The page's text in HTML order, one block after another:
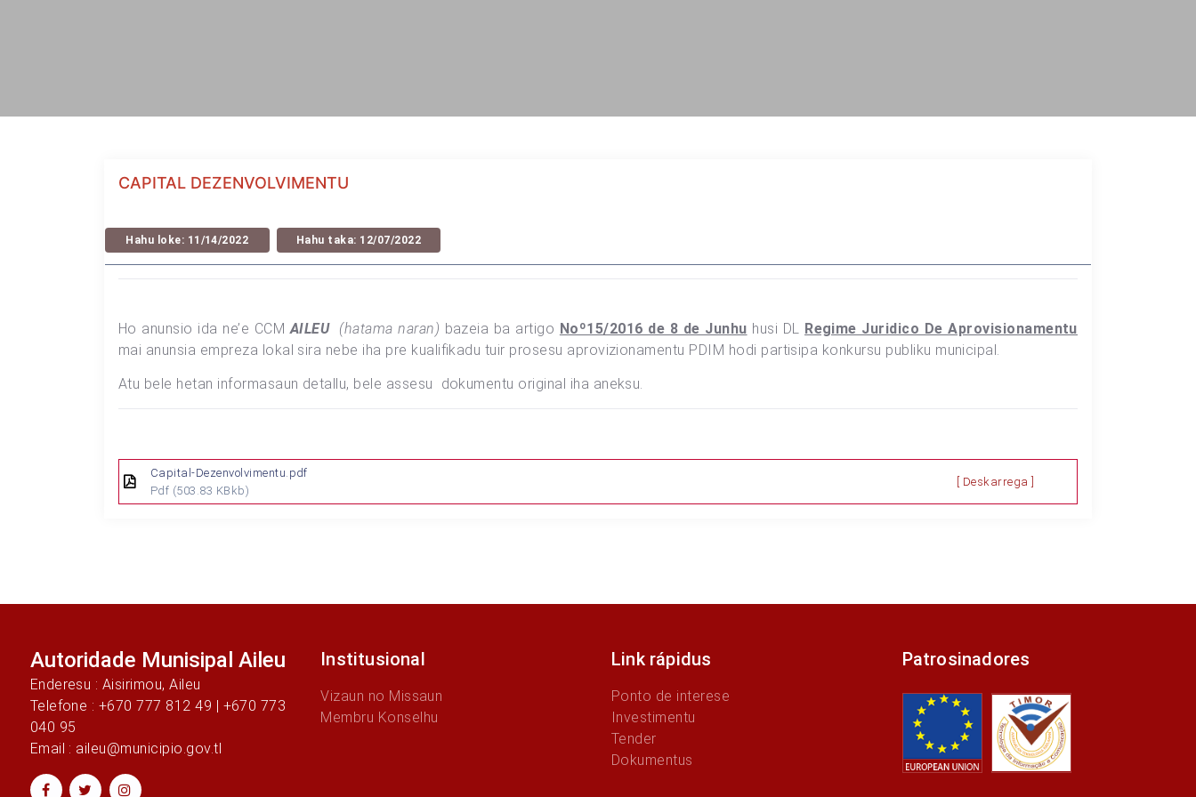
CAPITAL DEZENVOLVIMENTU
Hahu loke: 11/14/2022 Hahu taka: 12/07/2022
Ho anunsio ida ne’e CCMAILEU (hatama naran) bazeia ba artigo Noº15/2016 de 8 de Junhu husi DL Regime Juridico De Aprovisionamentu
mai anunsia empreza lokal sira nebe iha pre kualifikadu tuir prosesu aprovizionamentu PDIM hodi partisipa konkursu publiku municipal.
Atu bele hetan informasaun detallu, bele assesu dokumentu original iha aneksu.
Capital-Dezenvolvimentu.pdf
Pdf (503.83 KBkb)
[ Deskarrega ]
Autoridade Munisipal Aileu
Enderesu : Aisirimou, Aileu
Telefone : +670 777 812 49 | +670 773
040 95
Email : aileu@municipio.gov.tl
Institusional
Vizaun no Missaun
Membru Konselhu
Link rápidus
Ponto de interese
Investimentu
Tender
Dokumentus
Patrosinadores